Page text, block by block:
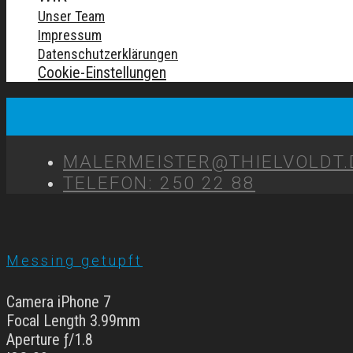
Unser Team
Impressum
Datenschutzerklärungen
Cookie-Einstellungen
TELEFON: 250 22 88
Messing getupft
Camera iPhone 7
Focal Length 3.99mm
Aperture ƒ/1.8